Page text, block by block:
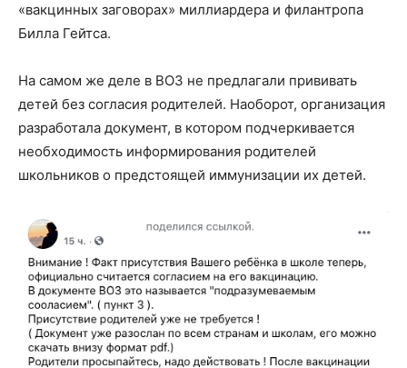
«вакцинных заговорах» миллиардера и филантропа
Билла Гейтса.
На самом же деле в ВОЗ не предлагали прививать
детей без согласия родителей. Наоборот, организация
разработала документ, в котором подчеркивается
необходимость информирования родителей
школьников о предстоящей иммунизации их детей.